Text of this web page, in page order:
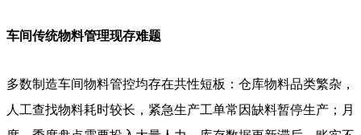
车间传统物料管理现存难题
多数制造车间物料管控均存在共性短板：仓库物料品类繁杂，
人工查找物料耗时较长，紧急生产工单常因缺料暂停生产；月